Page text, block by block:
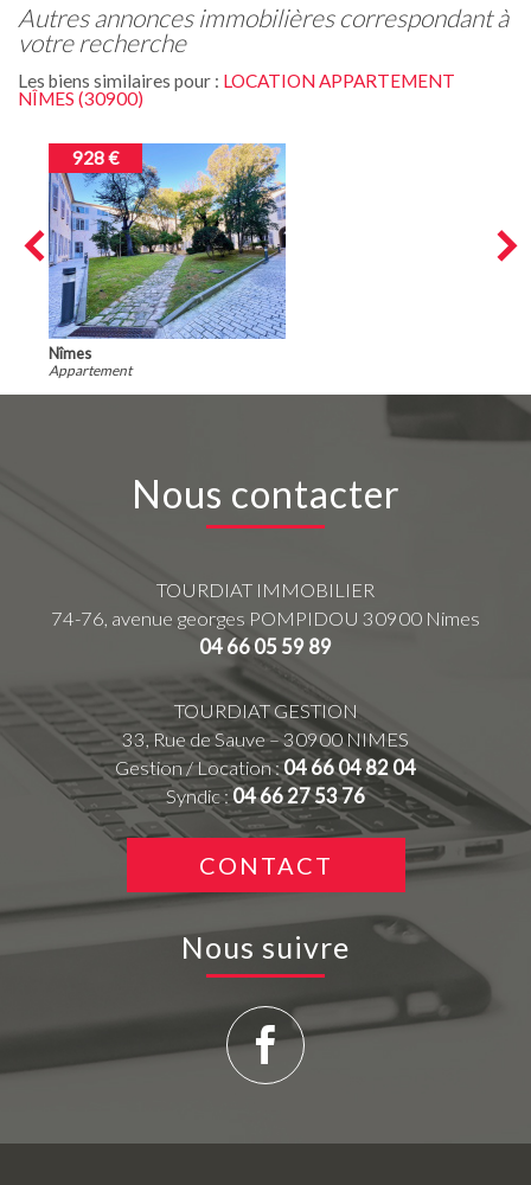
autres annonces immobilières correspondant à
votre recherche
Les biens similaires pour : LOCATION APPARTEMENT
NÎMES (30900)
695 €
Nous contacter
TOURDIAT IMMOBILIER
74-76, avenue georges POMPIDOU 30900 Nimes
04 66 05 59 89
TOURDIAT GESTION
33, Rue de Sauve – 30900 NIMES
Gestion / Location :04 66 04 82 04
Syndic :04 66 27 53 76
CONTACT
Nous suivre